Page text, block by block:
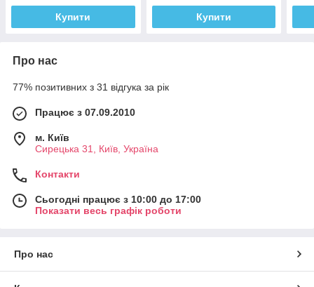
Купити Купити
Про нас
77% позитивних з 31 відгука за рік
Працює з 07.09.2010
м. Київ
Сирецька 31, Київ, Україна
Контакти
Сьогодні працює з 10:00 до 17:00
Показати весь графік роботи
Про нас